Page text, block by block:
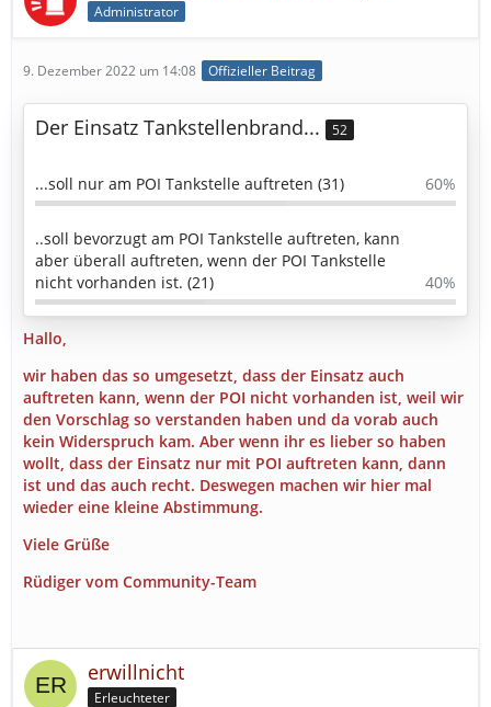
Administrator
9. Dezember 2022 um 14:08 Offizieller Beitrag
Der Einsatz Tankstellenbrand... 52
...soll nur am POI Tankstelle auftreten (31) 60%
..soll bevorzugt am POI Tankstelle auftreten, kann
aber überall auftreten, wenn der POI Tankstelle
nicht vorhanden ist. (21)
40%
Hallo,
wir haben das so umgesetzt, dass der Einsatz auch
auftreten kann, wenn der POI nicht vorhanden ist, weil wir
den Vorschlag so verstanden haben und da vorab auch
kein Widerspruch kam. Aber wenn ihr es lieber so haben
wollt, dass der Einsatz nur mit POI auftreten kann, dann
ist und das auch recht. Deswegen machen wir hier mal
wieder eine kleine Abstimmung.
Viele Grüße
Rüdiger vom Community-Team
erwillnicht
Erleuchteter